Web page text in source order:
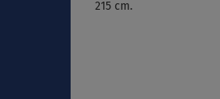
215 cm.